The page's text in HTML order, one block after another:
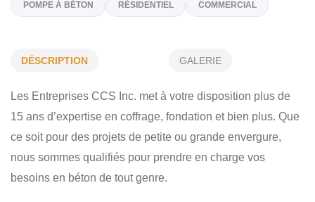
https://www.lesentreprisesccs.com
DALLE STRUCTURALE MURS DE FONDATION
DÉSCRIPTION GALERIE
Les Entreprises CCS Inc. met à votre disposition plus de
15 ans d’expertise en coffrage, fondation et bien plus. Que
ce soit pour des projets de petite ou grande envergure,
nous sommes qualifiés pour prendre en charge vos
besoins en béton de tout genre.